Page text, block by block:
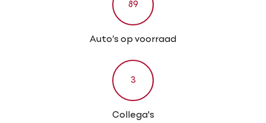
89
Auto’s op voorraad
3
Collega's